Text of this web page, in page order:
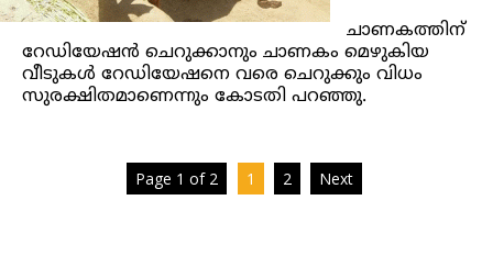
ചാണകത്തിന്
റേഡിയേഷൻ ചെറുക്കാനും ചാണകം മെഴുകിയ
വീടുകൾ റേഡിയേഷനെ വരെ ചെറുക്കും വിധം
സുരക്ഷിതമാണെന്നും കോടതി പറഞ്ഞു.
Page 1 of 2 1 2 Next